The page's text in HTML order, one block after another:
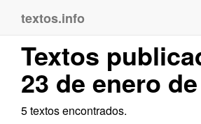
textos.info
Textos
23 de enero
5 textos encontrados.